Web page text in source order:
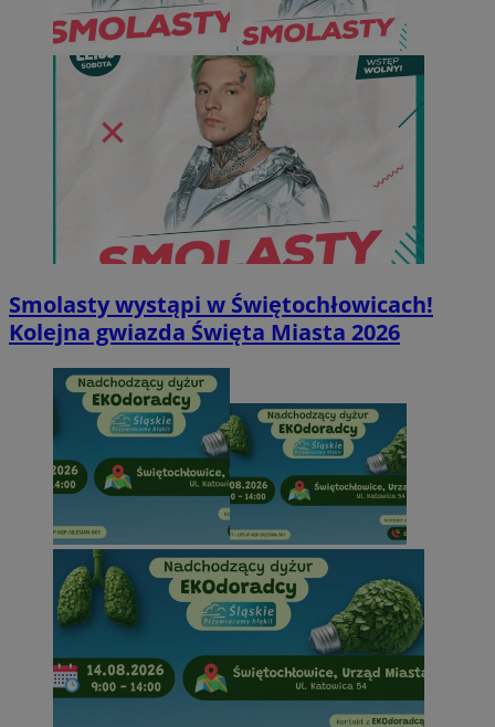
Smolasty wystąpi w Świętochłowicach!
Kolejna gwiazda Święta Miasta 2026